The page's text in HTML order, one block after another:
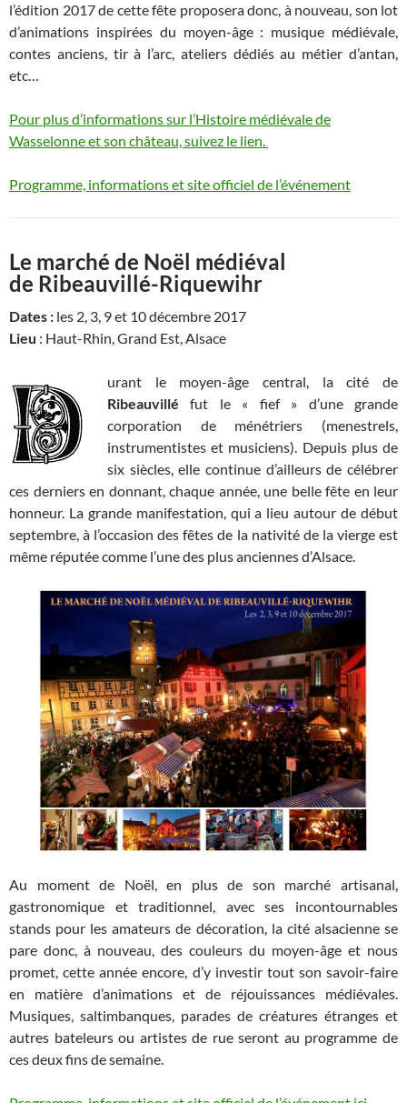
l’édition 2017 de cette fête proposera donc, à nouveau, son lot
d’animations inspirées du moyen-âge : musique médiévale,
contes anciens, tir à l’arc, ateliers dédiés au métier d’antan,
etc…
Pour plus d’informations sur l’Histoire médiévale de
Wasselonne et son château, suivez le lien.
Programme, informations et site officiel de l’événement
Le marché de Noël médiéval
de Ribeauvillé-Riquewihr
Dates : les 2, 3, 9 et 10 décembre 2017
Lieu : Haut-Rhin, Grand Est, Alsace
urant le moyen-âge central, la cité de
Ribeauvillé fut le « fief » d’une grande
corporation de ménétriers (menestrels,
instrumentistes et musiciens). Depuis plus de
six siècles, elle continue d’ailleurs de célébrer
ces derniers en donnant, chaque année, une belle fête en leur
honneur. La grande manifestation, qui a lieu autour de début
septembre, à l’occasion des fêtes de la nativité de la vierge est
même réputée comme l’une des plus anciennes d’Alsace.
Au moment de Noël, en plus de son marché artisanal,
gastronomique et traditionnel, avec ses incontournables
stands pour les amateurs de décoration, la cité alsacienne se
pare donc, à nouveau, des couleurs du moyen-âge et nous
promet, cette année encore, d’y investir tout son savoir-faire
en matière d’animations et de réjouissances médiévales.
Musiques, saltimbanques, parades de créatures étranges et
autres bateleurs ou artistes de rue seront au programme de
ces deux fins de semaine.